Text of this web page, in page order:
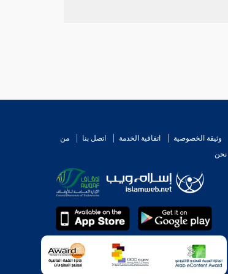
وثيقة الخصوصية اتفاقية الخدمة اتصل بنا
من
نحن